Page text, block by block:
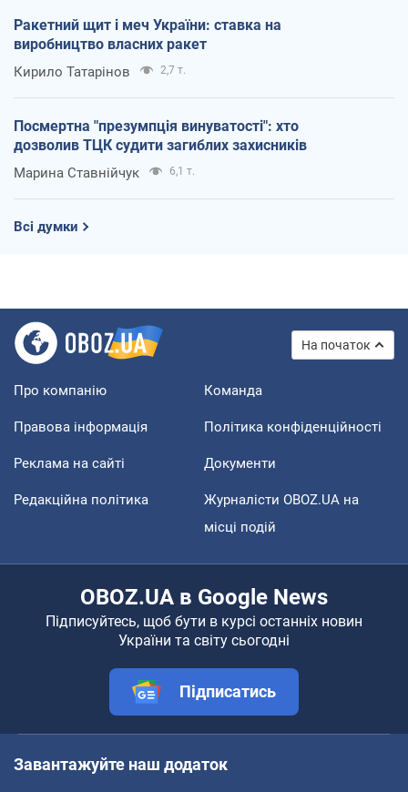
Ракетний щит і меч України: ставка на
виробництво власних ракет
Кирило Татарінов 2,7 т.
Посмертна "презумпція винуватості": хто
дозволив ТЦК судити загиблих захисників
Марина Ставнійчук 6,1 т.
Всі думки
На початок
Про компанію Команда
Правова інформація Політика конфіденційності
Реклама на сайті Документи
Редакційна політика
Журналісти OBOZ.UA на
місці подій
OBOZ.UA в Google News
Підписуйтесь, щоб бути в курсі останніх новин
України та світу сьогодні
Підписатись
Завантажуйте наш додаток